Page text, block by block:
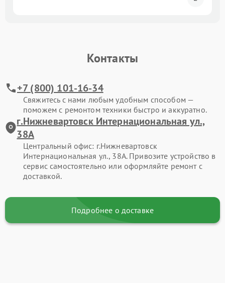
Контакты
+7 (800) 101-16-34
Свяжитесь с нами любым удобным способом —
поможем с ремонтом техники быстро и аккуратно.
г.Нижневартовск Интернациональная ул.,
38А
Центральный офис: г.Нижневартовск
Интернациональная ул., 38А. Привозите устройство в
сервис самостоятельно или оформляйте ремонт с
доставкой.
Подробнее о доставке